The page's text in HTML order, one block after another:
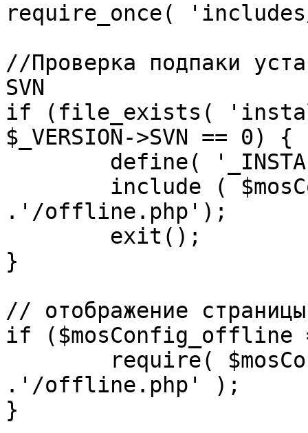
require_once(
//Проверка подпаки
SVN
if (file_exists(
$_VERSION->SVN == 0) {
.'/offline.php');
}
// отображение
if ($mosConfig_offline
.'/offline.php' );
}